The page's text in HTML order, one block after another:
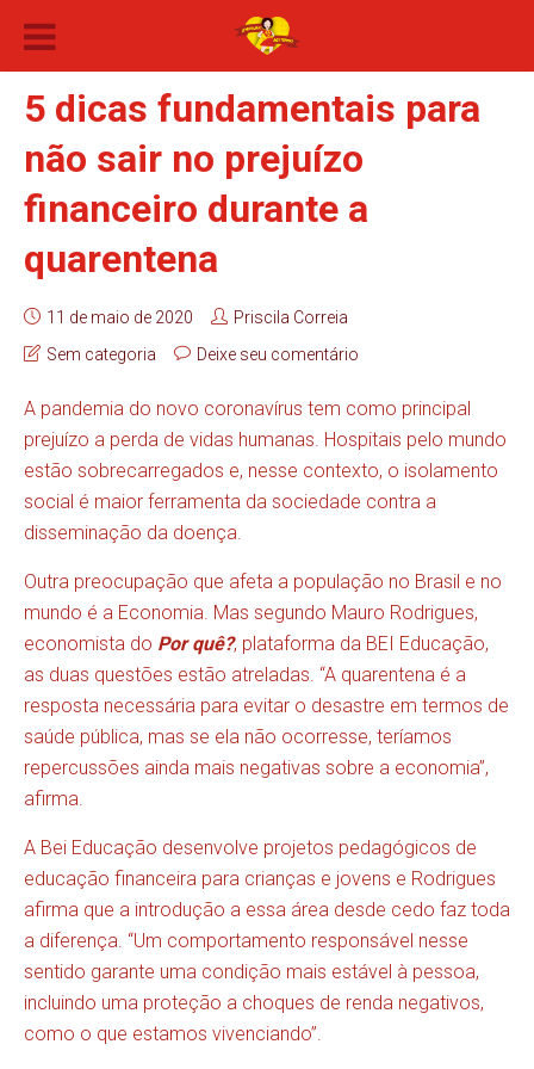
5 dicas fundamentais para
não sair no prejuízo
financeiro durante a
quarentena
11 de maio de 2020
Priscila Correia
Sem categoria
Deixe seu comentário
A pandemia do novo coronavírus tem como principal
prejuízo a perda de vidas humanas. Hospitais pelo mundo
estão sobrecarregados e, nesse contexto, o isolamento
social é maior ferramenta da sociedade contra a
disseminação da doença.
Outra preocupação que afeta a população no Brasil e no
mundo é a Economia. Mas segundo Mauro Rodrigues,
economista do Por quê?, plataforma da BEI Educação,
as duas questões estão atreladas. “A quarentena é a
resposta necessária para evitar o desastre em termos de
saúde pública, mas se ela não ocorresse, teríamos
repercussões ainda mais negativas sobre a economia”,
afirma.
A Bei Educação desenvolve projetos pedagógicos de
educação financeira para crianças e jovens e Rodrigues
afirma que a introdução a essa área desde cedo faz toda
a diferença. “Um comportamento responsável nesse
sentido garante uma condição mais estável à pessoa,
incluindo uma proteção a choques de renda negativos,
como o que estamos vivenciando”.